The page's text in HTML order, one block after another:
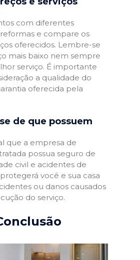
com diferentes
e compare os
oferecidos. Lembre-se
mais baixo nem sempre
serviço. É importante
a qualidade do
oferecida pela
de que possuem
que a empresa de
possua seguro de
civil e acidentes de
você e sua casa
ou danos causados
do serviço.